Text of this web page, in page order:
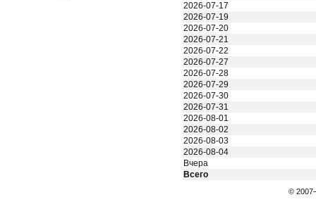
2026-07-17
2026-07-19
2026-07-20
2026-07-21
2026-07-22
2026-07-27
2026-07-28
2026-07-29
2026-07-30
2026-07-31
2026-08-01
2026-08-02
2026-08-03
2026-08-04
Вчера
Всего
©